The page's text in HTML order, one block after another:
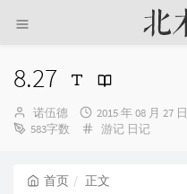
8.27
博
主：
诺伍德
发
布
2015 年 08 月 27 日
583字数
分
游记 日记
首页 正文